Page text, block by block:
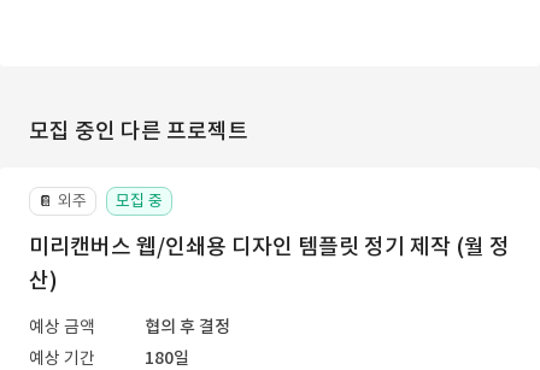
모집 중인 다른 프로젝트
📔 외주 모집 중
미리캔버스 웹/인쇄용 디자인 템플릿 정기 제작 (월 정
산)
예상 금액
협의 후 결정
예상 기간
180일